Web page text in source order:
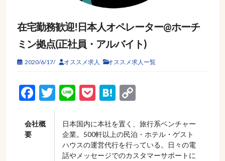
在宅勤務歓迎!日本人オペレーター@ホーチ
ミン拠点(正社員・アルバイト)
2020/6/17/ オススメ求人 オススメ求人ー覧
Facebook
Twitter
LinePocketHatena
Copy
会社概
要
日本国内に本社を置く、旅行系ベンチャー
企業。500軒以上の民泊・ホテル・ゲスト
ハウスの運営代行を行っている。日々の電
話やメッセージでのカスタマーサポートに